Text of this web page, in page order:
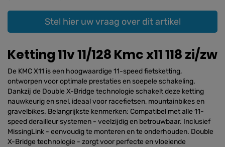
Stel hier uw vraag over dit artikel
Ketting 11v 11/128 Kmc x11 118 zi/zw
De KMC X11 is een hoogwaardige 11-speed fietsketting,
ontworpen voor optimale prestaties en soepele schakeling.
Dankzij de Double X-Bridge technologie schakelt deze ketting
nauwkeurig en snel, ideaal voor racefietsen, mountainbikes en
gravelbikes. Belangrijkste kenmerken: Compatibel met alle 11-
speed derailleur systemen - veelzijdig en betrouwbaar. Inclusief
MissingLink - eenvoudig te monteren en te onderhouden. Double
X-Bridge technologie - zorgt voor perfecte en vloeiende